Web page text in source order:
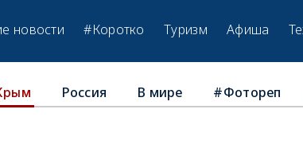
новости #Коротко Туризм Афиша
Россия В мире #Фотореп